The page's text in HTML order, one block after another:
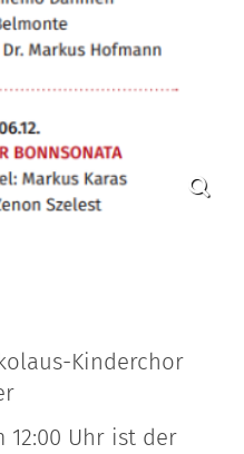
Kinderchor
12:00 Uhr ist der